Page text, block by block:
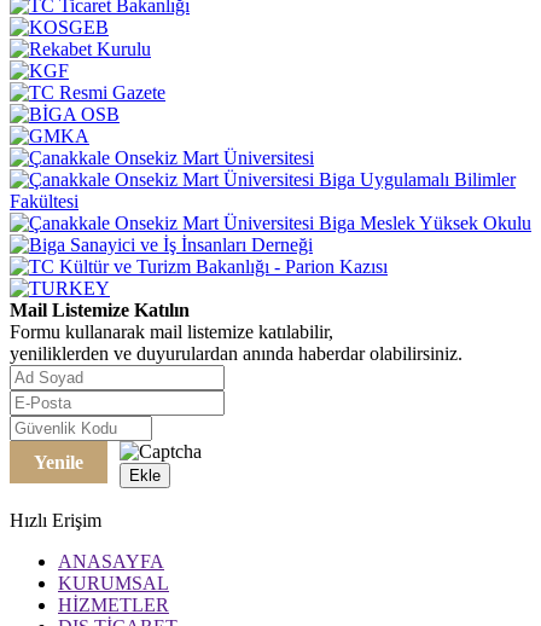
Mail Listemize Katılın
Formu kullanarak mail listemize katılabilir,
yeniliklerden ve duyurulardan anında haberdar olabilirsiniz.
Yenile
Ekle
Hızlı Erişim
ANASAYFA
KURUMSAL
HİZMETLER